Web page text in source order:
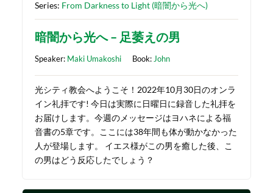
Series: From Darkness to Light (暗闇から光へ)
暗闇から光へ – 足萎えの男
Speaker: Maki Umakoshi Book:John
光シティ教会へようこそ！2022年10月30日のオンラ
イン礼拝です! 今日は実際に日曜日に録音した礼拝を
お届けします。今週のメッセージはヨハネによる福
音書の5章です。ここには38年間も体が動かなかった
人が登場します。 イエス様がこの男を癒した後、こ
の男はどう反応したでしょう？